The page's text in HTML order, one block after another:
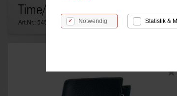
Notwendig Statistik &
Time/system Compact Ringbuch
Art.Nr.: 54532